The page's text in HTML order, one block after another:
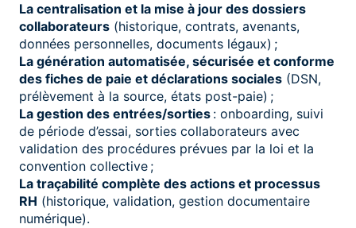
La centralisation et la mise à jour des dossiers
collaborateurs (historique, contrats, avenants,
données personnelles, documents légaux) ;
La génération automatisée, sécurisée et conforme
des fiches de paie et déclarations sociales (DSN,
prélèvement à la source, états post-paie) ;
La gestion des entrées/sorties : onboarding, suivi
de période d’essai, sorties collaborateurs avec
validation des procédures prévues par la loi et la
convention collective ;
La traçabilité complète des actions et processus
RH (historique, validation, gestion documentaire
numérique).